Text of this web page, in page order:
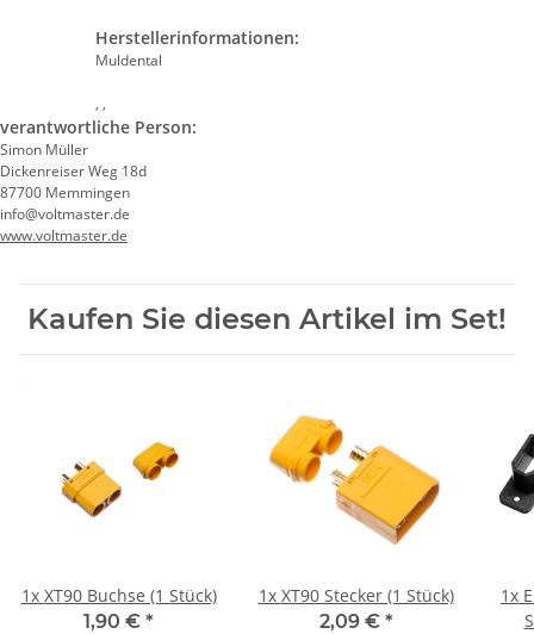
Herstellerinformationen:
Muldental
, ,
verantwortliche Person:
Simon Müller
Dickenreiser Weg 18d
87700 Memmingen
info@voltmaster.de
www.voltmaster.de
Kaufen Sie diesen Artikel im Set!
1x XT90 Buchse (1 Stück)
1,90 € *
1x XT90 Stecker (1 Stück)
2,09 € *
1x